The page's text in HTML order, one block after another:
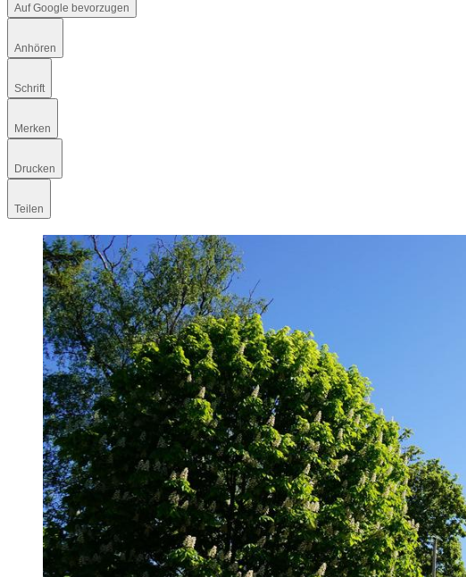
Auf Google bevorzugen
Anhören
Schrift
Merken
Drucken
Teilen